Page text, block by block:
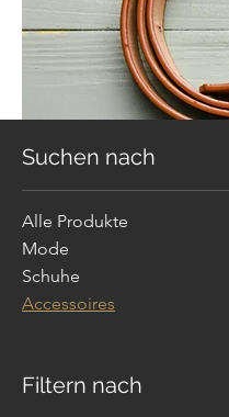
Suchen nach
Alle Produkte
Mode
Schuhe
Accessoires
Filtern nach